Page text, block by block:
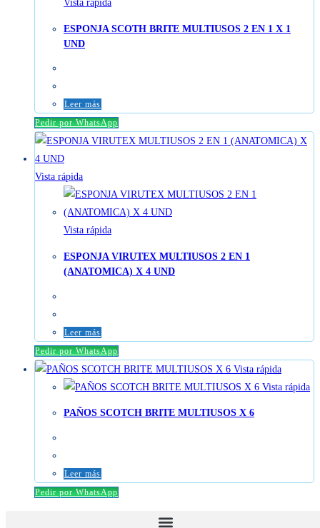
Vista rápida
ESPONJA SCOTH BRITE MULTIUSOS 2 EN 1 X 1
UND
Leer más
Pedir por WhatsApp
Vista rápida
Vista rápida
ESPONJA VIRUTEX MULTIUSOS 2 EN 1
(ANATOMICA) X 4 UND
Leer más
Pedir por WhatsApp
Vista rápida
Vista rápida
PAÑOS SCOTCH BRITE MULTIUSOS X 6
Leer más
Pedir por WhatsApp